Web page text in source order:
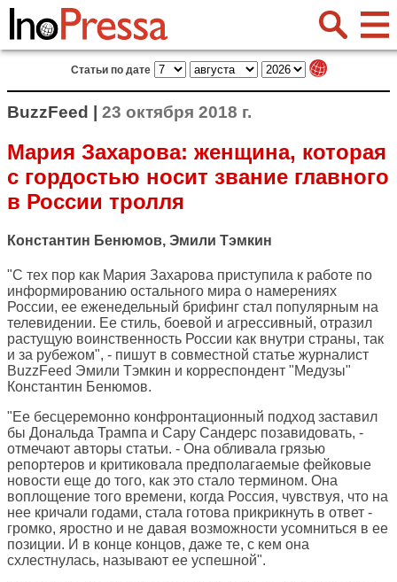
Статьи по дате
BuzzFeed | 23 октября 2018 г.
Мария Захарова: женщина, которая
с гордостью носит звание главного
в России тролля
Константин Бенюмов, Эмили Тэмкин
"С тех пор как Мария Захарова приступила к работе по
информированию остального мира о намерениях
России, ее еженедельный брифинг стал популярным на
телевидении. Ее стиль, боевой и агрессивный, отразил
растущую воинственность России как внутри страны, так
и за рубежом", - пишут в совместной статье журналист
BuzzFeed Эмили Тэмкин и корреспондент "Медузы"
Константин Бенюмов.
"Ее бесцеремонно конфронтационный подход заставил
бы Дональда Трампа и Сару Сандерс позавидовать, -
отмечают авторы статьи. - Она обливала грязью
репортеров и критиковала предполагаемые фейковые
новости еще до того, как это стало термином. Она
воплощение того времени, когда Россия, чувствуя, что на
нее кричали годами, стала готова прикрикнуть в ответ -
громко, яростно и не давая возможности усомниться в ее
позиции. И в конце концов, даже те, с кем она
схлестнулась, называют ее успешной".